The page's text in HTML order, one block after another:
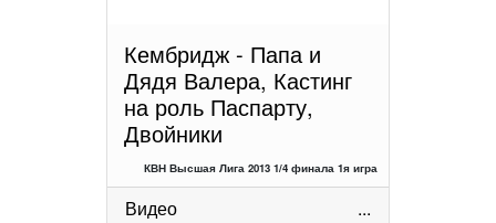
Кембридж - Папа и
Дядя Валера, Кастинг
на роль Паспарту,
Двойники
КВН Высшая Лига 2013 1/4 финала 1я игра
Видео ...